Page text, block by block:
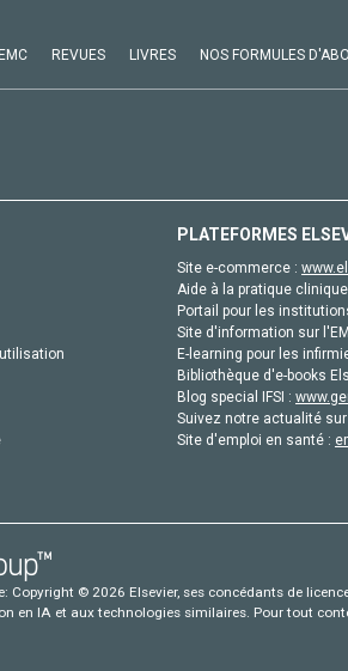
REVUES LIVRES NOS FORMULES
PLATEFORMES
Site e-commerce :
Aide à la pratique
Portail pour les
Site d'information sur
E-learning pour les
Bibliothèque d'e-books
Blog special IFSI :
Suivez notre actualité
Site d'emploi en santé :
Copyright © 2026 Elsevier, ses concédants de
en IA et aux technologies similaires. Pour tout